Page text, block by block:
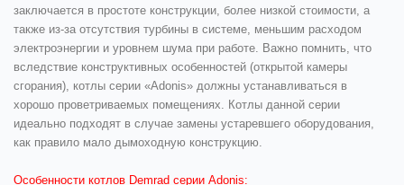
заключается в простоте конструкции, более низкой стоимости, а
также из-за отсутствия турбины в системе, меньшим расходом
электроэнергии и уровнем шума при работе. Важно помнить, что
вследствие конструктивных особенностей (открытой камеры
сгорания), котлы серии «Adonis» должны устанавливаться в
хорошо проветриваемых помещениях. Котлы данной серии
идеально подходят в случае замены устаревшего оборудования,
как правило мало дымоходную конструкцию.
Особенности котлов Demrad серии Adonis: